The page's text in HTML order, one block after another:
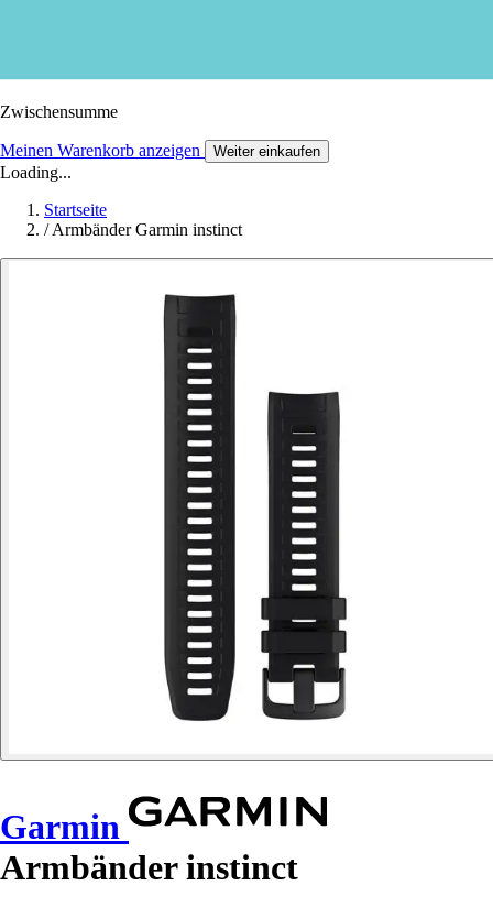
Zwischensumme
Meinen Warenkorb anzeigen Weiter einkaufen
Loading...
Startseite
/ Armbänder Garmin instinct
Garmin
Armbänder instinct